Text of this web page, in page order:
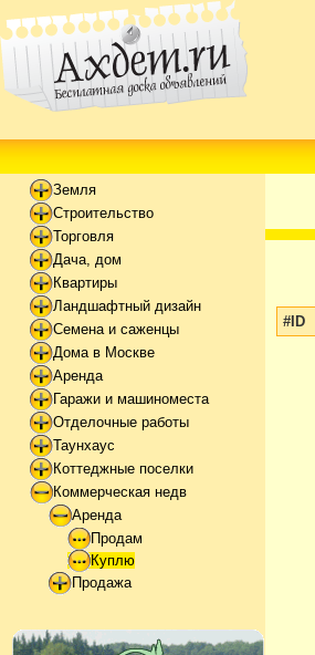
Земля
Строительство
Торговля
Дача, дом
Квартиры
Ландшафтный дизайн
Семена и саженцы
Дома в Москве
Аренда
Гаражи и машиноместа
Отделочные работы
Таунхаус
Коттеджные поселки
Коммерческая недв
Аренда
Продам
Куплю
Продажа
#ID